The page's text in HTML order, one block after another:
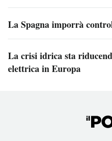
La Spagna imporrà
La crisi idrica sta
elettrica in Europa